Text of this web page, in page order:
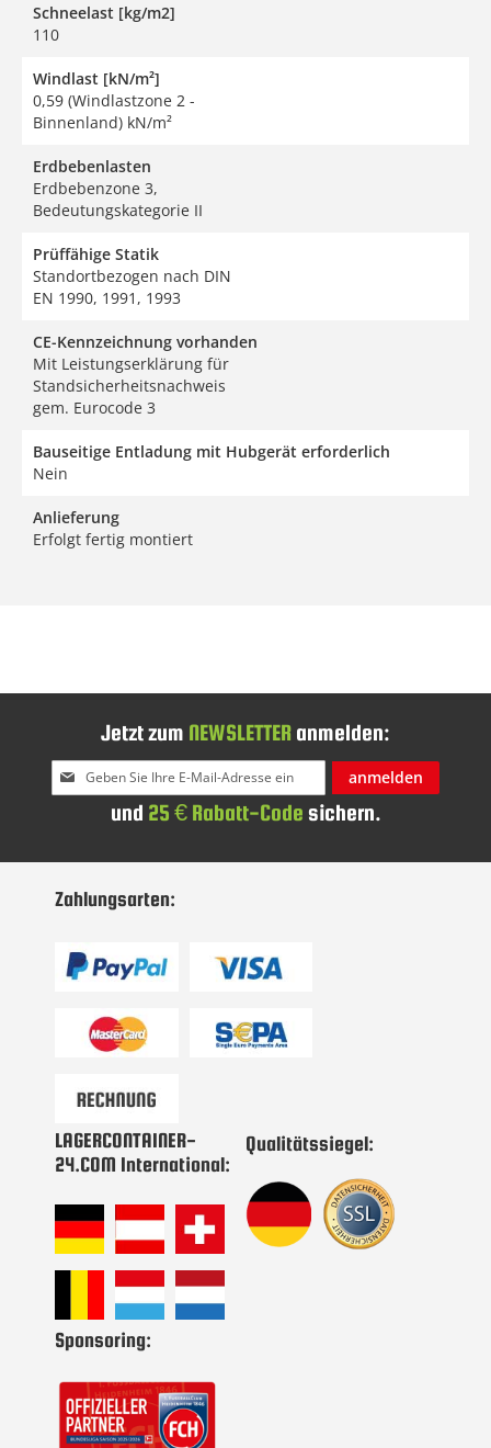
Schneelast [kg/m2]
110
Windlast [kN/m²]
0,59 (Windlastzone 2 -
Binnenland) kN/m²
Erdbebenlasten
Erdbebenzone 3,
Bedeutungskategorie II
Prüffähige Statik
Standortbezogen nach DIN
EN 1990, 1991, 1993
CE-Kennzeichnung vorhanden
Mit Leistungserklärung für
Standsicherheitsnachweis
gem. Eurocode 3
Bauseitige Entladung mit Hubgerät erforderlich
Nein
Anlieferung
Erfolgt fertig montiert
Jetzt zum NEWSLETTER anmelden:
Melden
Sie
an:
anmelden
und 25 € Rabatt-Code sichern.
Zahlungsarten:
LAGERCONTAINER-
24.COM International:
Qualitätssiegel:
Sponsoring: